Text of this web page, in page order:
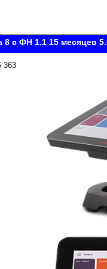
8 с ФН 1.1 15 месяцев
363